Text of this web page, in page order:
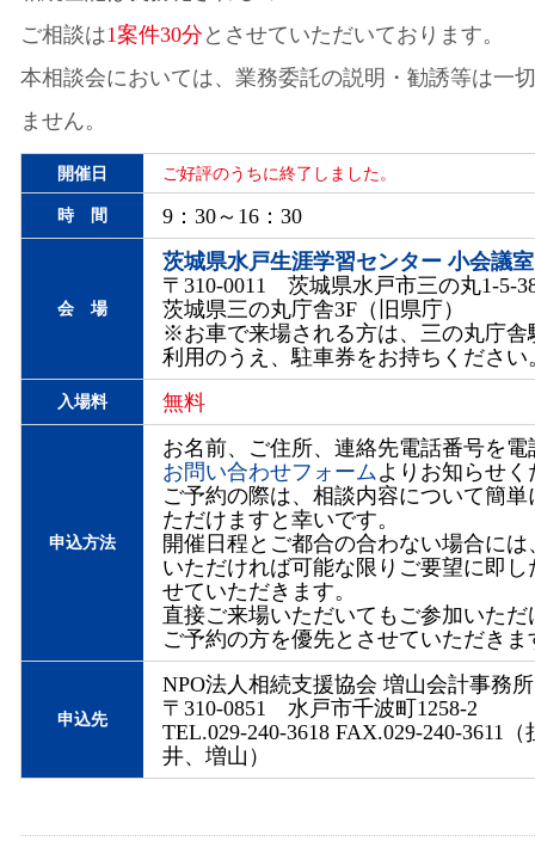
ご相談は1案件30分 とさせていただいております。
本相談会においては、業務委託の説明・勧誘等は一
ません。
開催日 ご好評のうちに終了しました。
時 間 9：30～16：30
会 場
茨城県水戸生涯学習センター 小会議室
〒310-0011 茨城県水戸市三の丸1-5-
茨城県三の丸庁舎3F（旧県庁）
※お車で来場される方は、三の丸庁舎
利用のうえ、駐車券をお持ちください
入場料 無料
申込方法
お名前、ご住所、連絡先電話番号を電
お問い合わせフォームよりお知らせく
ご予約の際は、相談内容について簡単
ただけますと幸いです。
開催日程とご都合の合わない場合には
いただければ可能な限りご要望に即し
せていただきます。
直接ご来場いただいてもご参加いただ
ご予約の方を優先とさせていただきま
申込先
NPO法人相続支援協会 増山会計事務所
〒310-0851 水戸市千波町1258-2
TEL.029-240-3618 FAX.029-240-3611
井、増山）